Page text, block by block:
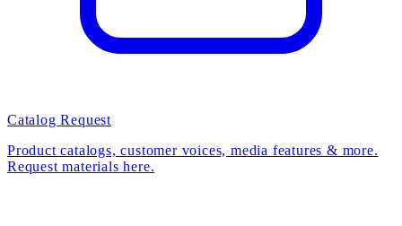
Catalog Request
Product catalogs, customer voices, media features & more.
Request materials here.